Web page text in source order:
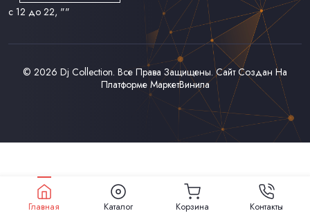
с 12 до 22, ""
© 2026 Dj Collection. Все Права Защищены. Сайт Создан На
Платформе МаркетВинила
Главная Каталог Корзина Контакты